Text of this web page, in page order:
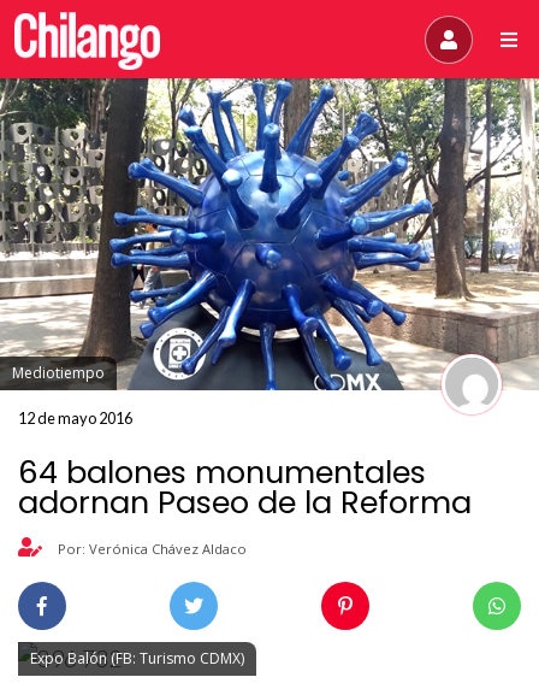
Mediotiempo
12 de mayo 2016
64 balones monumentales
adornan Paseo de la Reforma
Por: Verónica Chávez Aldaco
Expo Balón (FB: Turismo CDMX)